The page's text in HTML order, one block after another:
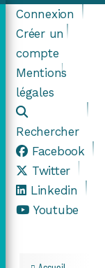
Connexion
Créer un
compte
Mentions
légales
Rechercher
Facebook
Twitter
Linkedin
Youtube